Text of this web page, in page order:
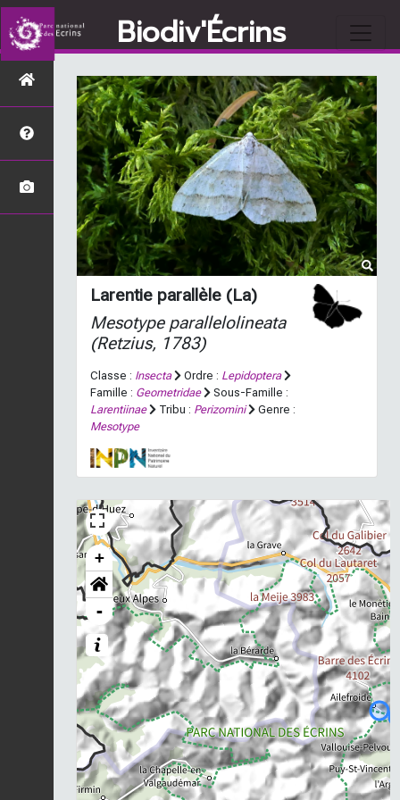
Biodiv'Écrins
Larentie parallèle (La)
Mesotype parallelolineata
(Retzius, 1783)
Classe : Insecta Ordre : Lepidoptera
Famille : Geometridae
Sous-Famille :
Larentiinae
Tribu : Perizomini
Genre :
Mesotype
+
-